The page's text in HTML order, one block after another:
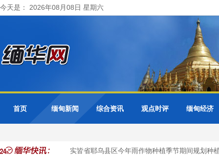
今天是： 2026年08月08日 星期六
首页 缅甸新闻 综合资讯 观点时评 缅甸经济
米玉蜀黍作物 实皆省耶乌县区今年雨作物种植季节期间规划种植